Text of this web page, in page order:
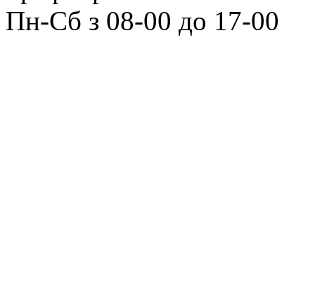
Пн‑Сб з 08‑00 до 17‑00